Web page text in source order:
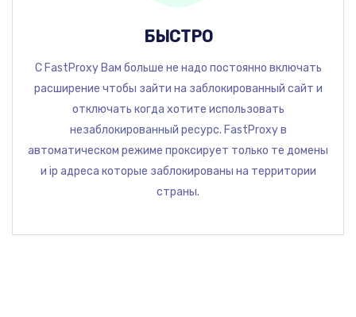
БЫСТРО
С FastProxy Вам больше не надо постоянно включать
расширение чтобы зайти на заблокированный сайт и
отключать когда хотите использовать
незаблокированный ресурс. FastProxy в
автоматическом режиме проксирует только те домены
и ip адреса которые заблокированы на территории
страны.